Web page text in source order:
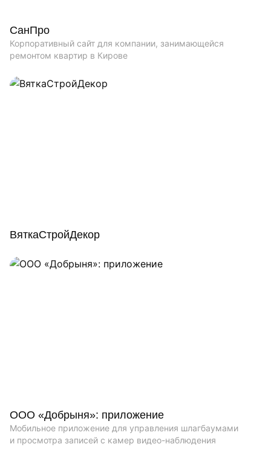
СанПро
Корпоративный сайт для компании, занимающейся
ремонтом квартир в Кирове
ВяткаСтройДекор
ООО «Добрыня»: приложение
Мобильное приложение для управления шлагбаумами
и просмотра записей с камер видео-наблюдения